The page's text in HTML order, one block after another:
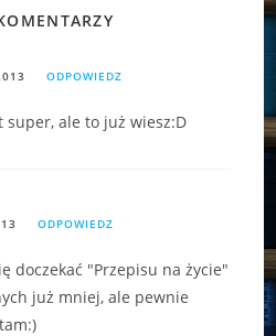
ODPOWIEDZ
super, ale to już wiesz:D
ODPOWIEDZ
doczekać "Przepisu na życie"
już mniej, ale pewnie